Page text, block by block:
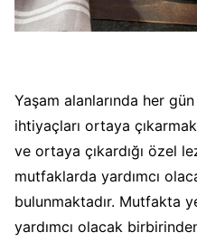
Yaşam alanlarında her
ihtiyaçları ortaya
ve ortaya çıkardığı özel
mutfaklarda yardımcı
bulunmaktadır. Mutfakta
yardımcı olacak